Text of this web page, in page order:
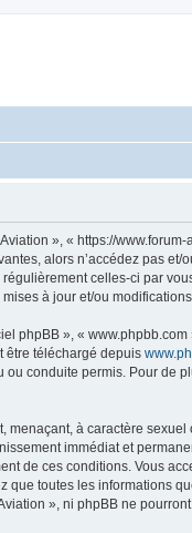
», « https://
alors n’accédez pas
celles-ci par
à jour et/ou
phpBB », «
être téléchargé depuis
conduite permis. Pour de
à caractère
immédiat et
de ces conditions. Vous
toutes les informations
», ni phpBB ne